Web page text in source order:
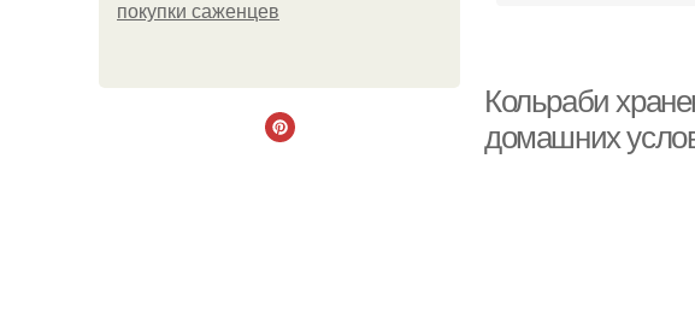
покупки саженцев
Кольраби
домашних